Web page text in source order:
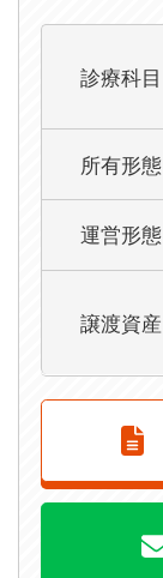
診療科目
所有形態
運営形態
譲渡資産